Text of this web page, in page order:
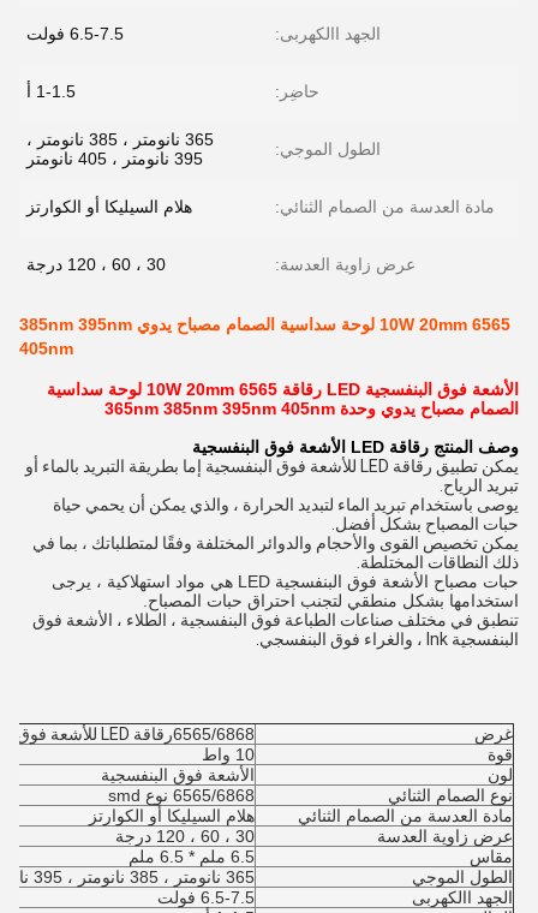
الجهد االكهربى: 6.5-7.5 فولت
حاضِر: 1-1.5 أ
الطول الموجي:
365 نانومتر ، 385 نانومتر ،
395 نانومتر ، 405 نانومتر
مادة العدسة من الصمام الثنائي: هلام السيليكا أو الكوارتز
عرض زاوية العدسة: 30 ، 60 ، 120 درجة
6565 10W 20mm لوحة سداسية الصمام مصباح يدوي 385nm 395nm
405nm
الأشعة فوق البنفسجية LED رقاقة 6565 10W 20mm لوحة سداسية
الصمام مصباح يدوي وحدة 365nm 385nm 395nm 405nm
وصف المنتج رقاقة LED الأشعة فوق البنفسجية
يمكن تطبيق رقاقة LED للأشعة فوق البنفسجية إما بطريقة التبريد بالماء أو
تبريد الرياح.
يوصى باستخدام تبريد الماء لتبديد الحرارة ، والذي يمكن أن يحمي حياة
حبات المصباح بشكل أفضل.
يمكن تخصيص القوى والأحجام والدوائر المختلفة وفقًا لمتطلباتك ، بما في
ذلك النطاقات المختلطة.
حبات مصباح الأشعة فوق البنفسجية LED هي مواد استهلاكية ، يرجى
استخدامها بشكل منطقي لتجنب احتراق حبات المصباح.
تنطبق في مختلف صناعات الطباعة فوق البنفسجية ، الطلاء ، الأشعة فوق
البنفسجية lnk ، والغراء فوق البنفسجي.
غرض 6565/6868رقاقة LED للأشعة فوق البنفسجية
قوة
10 واط
لون
الأشعة فوق البنفسجية
نوع الصمام الثنائي
6565/6868 نوع smd
مادة العدسة من الصمام الثنائي
هلام السيليكا أو الكوارتز
عرض زاوية العدسة
30 ، 60 ، 120 درجة
مقاس
6.5 ملم * 6.5 ملم
الطول الموجي
365 نانومتر ، 385 نانومتر ، 395 نانومتر ، 405 نانومتر
الجهد االكهربى
6.5-7.5 فولت